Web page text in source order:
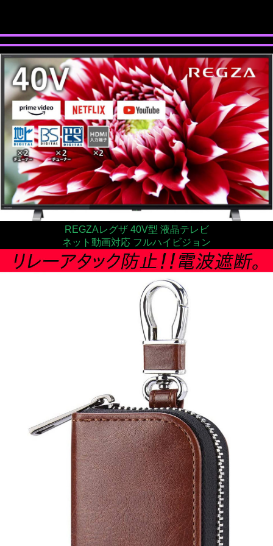
REGZAレグザ 40V型 液晶テレビ
ネット動画対応 フルハイビジョン